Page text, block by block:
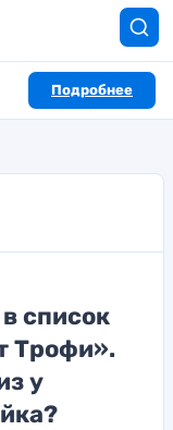
Подробнее
список
Трофи».
у